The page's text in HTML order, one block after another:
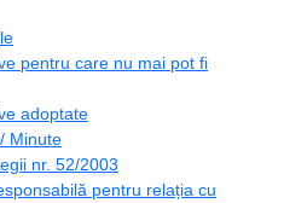
pentru care nu mai pot fi
adoptate
Minute
nr. 52/2003
pentru relația cu